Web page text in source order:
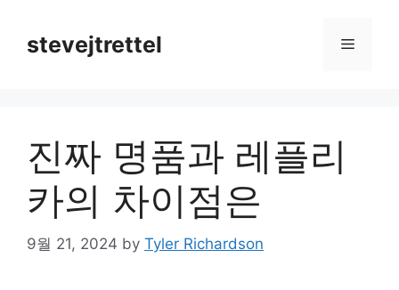
contentstevejtrettel Menu
진짜 명품과 레플리
카의 차이점은
9월 21, 2024 by Tyler Richardson